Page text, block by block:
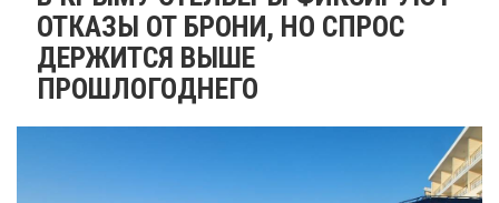
ОТКАЗЫ ОТ БРОНИ, НО СПРОС
ДЕРЖИТСЯ ВЫШЕ
ПРОШЛОГОДНЕГО